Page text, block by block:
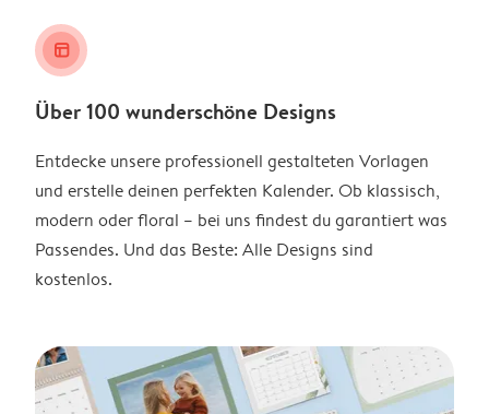
layout_alt
Über 100 wunderschöne Designs
Entdecke unsere professionell gestalteten Vorlagen
und erstelle deinen perfekten Kalender. Ob klassisch,
modern oder floral – bei uns findest du garantiert was
Passendes. Und das Beste: Alle Designs sind
kostenlos.